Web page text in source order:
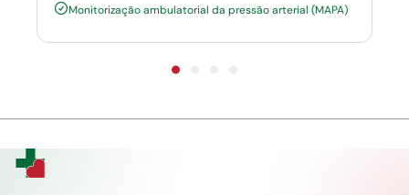
Monitorização ambulatorial da pressão arterial (MAPA)